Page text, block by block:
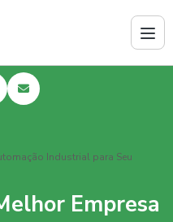
Industrial para Seu
Empresa